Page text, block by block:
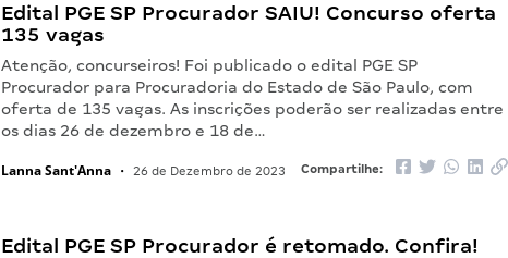
Edital PGE SP Procurador SAIU! Concurso oferta
135 vagas
Atenção, concurseiros! Foi publicado o edital PGE SP
Procurador para Procuradoria do Estado de São Paulo, com
oferta de 135 vagas. As inscrições poderão ser realizadas entre
os dias 26 de dezembro e 18 de…
Lanna Sant'Anna • 26 de Dezembro de 2023 Compartilhe:
Edital PGE SP Procurador é retomado. Confira!